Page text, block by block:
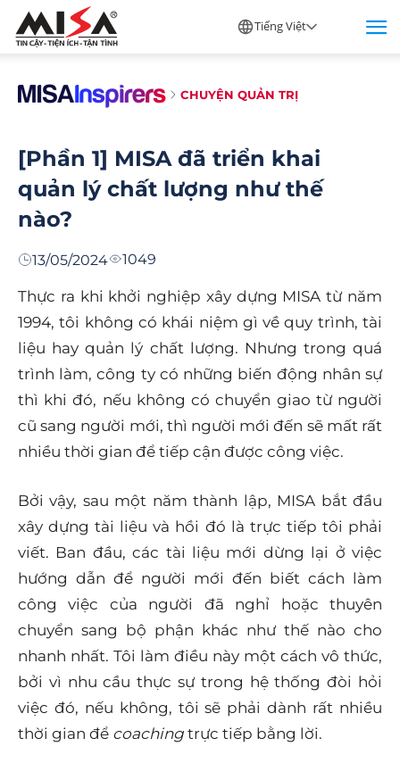
Tiếng Việt
CHUYỆN QUẢN TRỊ
[Phần 1] MISA đã triển khai
quản lý chất lượng như thế
nào?
13/05/2024 1049
Thực ra khi khởi nghiệp xây dựng MISA từ năm
1994, tôi không có khái niệm gì về quy trình, tài
liệu hay quản lý chất lượng. Nhưng trong quá
trình làm, công ty có những biến động nhân sự
thì khi đó, nếu không có chuyển giao từ người
cũ sang người mới, thì người mới đến sẽ mất rất
nhiều thời gian để tiếp cận được công việc.
Bởi vậy, sau một năm thành lập, MISA bắt đầu
xây dựng tài liệu và hồi đó là trực tiếp tôi phải
viết. Ban đầu, các tài liệu mới dừng lại ở việc
hướng dẫn để người mới đến biết cách làm
công việc của người đã nghỉ hoặc thuyên
chuyển sang bộ phận khác như thế nào cho
nhanh nhất. Tôi làm điều này một cách vô thức,
bởi vì nhu cầu thực sự trong hệ thống đòi hỏi
việc đó, nếu không, tôi sẽ phải dành rất nhiều
thời gian để coaching trực tiếp bằng lời.